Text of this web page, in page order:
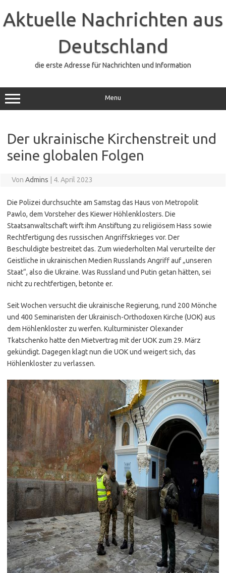
springen
Aktuelle Nachrichten aus
Deutschland
die erste Adresse für Nachrichten und Information
Menu
Der ukrainische Kirchenstreit und
seine globalen Folgen
Von Admins 4. April 2023
Die Polizei durchsuchte am Samstag das Haus von Metropolit
Pawlo, dem Vorsteher des Kiewer Höhlenklosters. Die
Staatsanwaltschaft wirft ihm Anstiftung zu religiösem Hass sowie
Rechtfertigung des russischen Angriffskrieges vor. Der
Beschuldigte bestreitet das. Zum wiederholten Mal verurteilte der
Geistliche in ukrainischen Medien Russlands Angriff auf „unseren
Staat“, also die Ukraine. Was Russland und Putin getan hätten, sei
nicht zu rechtfertigen, betonte er.
Seit Wochen versucht die ukrainische Regierung, rund 200 Mönche
und 400 Seminaristen der Ukrainisch-Orthodoxen Kirche (UOK) aus
dem Höhlenkloster zu werfen. Kulturminister Olexander
Tkatschenko hatte den Mietvertrag mit der UOK zum 29. März
gekündigt. Dagegen klagt nun die UOK und weigert sich, das
Höhlenkloster zu verlassen.